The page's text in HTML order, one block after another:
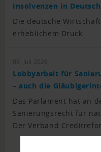
Insolvenzen in
Die deutsche
erheblichem Druck.
08. Juli 2026
Lobbyarbeit für
– auch die
Das Parlament hat an
Sanierungsrecht für
Der Verband